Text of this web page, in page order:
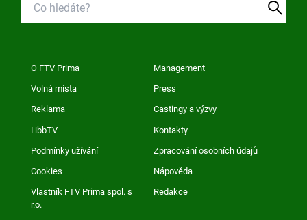
O FTV Prima Management
Volná místa Press
Reklama Castingy a výzvy
HbbTV Kontakty
Podmínky užívání Zpracování osobních údajů
Cookies Nápověda
Vlastník FTV Prima spol. s
r.o.
Redakce